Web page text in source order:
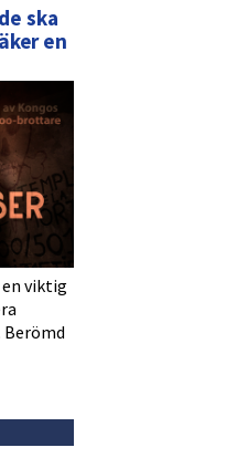
ska
en
viktig